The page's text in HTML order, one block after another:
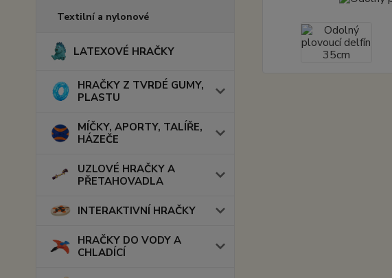
Textilní a nylonové
LATEXOVÉ HRAČKY
HRAČKY Z TVRDÉ GUMY,
PLASTU
MÍČKY, APORTY, TALÍŘE,
HÁZEČE
UZLOVÉ HRAČKY A
PŘETAHOVADLA
INTERAKTIVNÍ HRAČKY
HRAČKY DO VODY A
CHLADÍCÍ